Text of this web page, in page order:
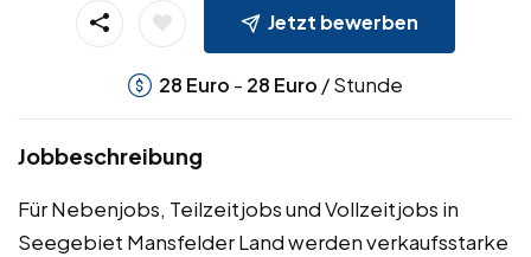
Jetzt bewerben
28 Euro - 28 Euro / Stunde
Jobbeschreibung
Für Nebenjobs, Teilzeitjobs und Vollzeitjobs in
Seegebiet Mansfelder Land werden verkaufsstarke